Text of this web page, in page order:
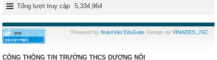
Tổng lượt truy cập
5,334,964
Powered by NukeViet EduGate. Design by VINADES.,JSC.
CỔNG THÔNG TIN TRƯỜNG THCS DƯƠNG NỘI